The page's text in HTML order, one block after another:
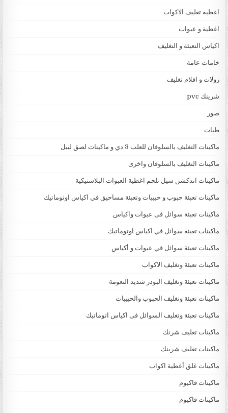
اغطية تغليف الاكواب
اغطية و عبوات
اكياس التعبئة و التغليف
خامات عامة
رولات و افلام تغليف
شرينك pvc
صور
طبات
ماكينات التغليف بالسلوفان للعلب 3 دي و ماكينات لصق ليبل
ماكينات التغليف بالسلوفان واخرى
ماكينات اندكشن سيل تلحم اغطية العبوات البلاستيكية
ماكينات تعبئة حبوب و حبيبات وتعبئة مساحيق في اكياس اوتوماتيك
ماكينات تعبئة سوائل فى عبوات واكياس
ماكينات تعبئة سوائل في اكياس اوتوماتيك
ماكينات تعبئة سوائل في عبوات و أكياس
ماكينات تعبئة وتغليف الاكواب
ماكينات تعبئة وتغليف البودر شديد النعومة
ماكينات تعبئة وتغليف الحبوب والحبيبات
ماكينات تعبئة وتغليف السوائل فى اكياس اتوماتيك
ماكينات تغليف شرنك
ماكينات تغليف شرينك
ماكينات غلق أغطية اكواب
ماكينات فاكيوم
ماكينات فاكيوم